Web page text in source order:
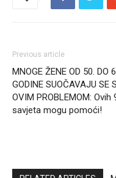
Previous article
MNOGE ŽENE OD 50. DO
GODINE SUOČAVAJU SE
OVIM PROBLEMOM: Ovih
savjeta mogu pomoći!